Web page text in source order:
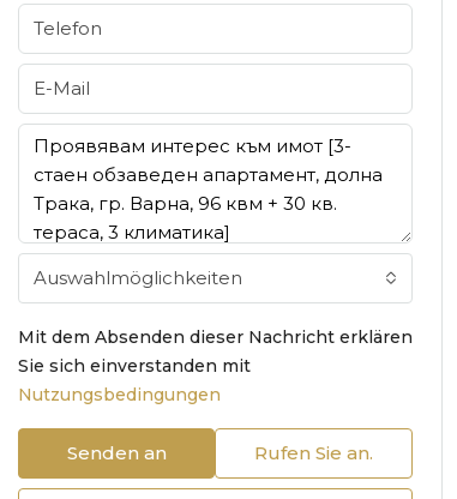
Auswahlmöglichkeiten
Mit dem Absenden dieser Nachricht erklären
Sie sich einverstanden mit
Nutzungsbedingungen
Senden an Rufen Sie an.